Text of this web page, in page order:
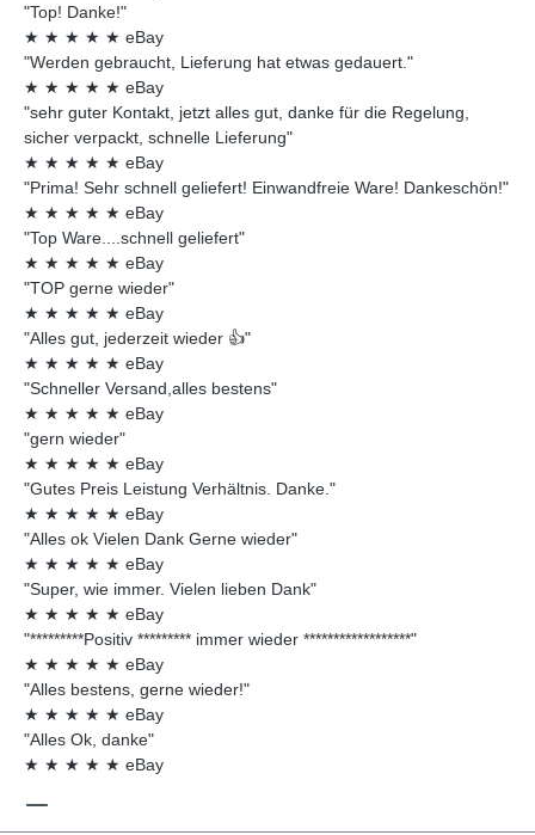
"Top! Danke!"
★ ★ ★ ★ ★ eBay
"Werden gebraucht, Lieferung hat etwas gedauert."
★ ★ ★ ★ ★ eBay
"sehr guter Kontakt, jetzt alles gut, danke für die Regelung,
sicher verpackt, schnelle Lieferung"
★ ★ ★ ★ ★ eBay
"Prima! Sehr schnell geliefert! Einwandfreie Ware! Dankeschön!"
★ ★ ★ ★ ★ eBay
"Top Ware....schnell geliefert"
★ ★ ★ ★ ★ eBay
"TOP gerne wieder"
★ ★ ★ ★ ★ eBay
"Alles gut, jederzeit wieder 👍"
★ ★ ★ ★ ★ eBay
"Schneller Versand,alles bestens"
★ ★ ★ ★ ★ eBay
"gern wieder"
★ ★ ★ ★ ★ eBay
"Gutes Preis Leistung Verhältnis. Danke."
★ ★ ★ ★ ★ eBay
"Alles ok Vielen Dank Gerne wieder"
★ ★ ★ ★ ★ eBay
"Super, wie immer. Vielen lieben Dank"
★ ★ ★ ★ ★ eBay
"*********Positiv ********* immer wieder ******************"
★ ★ ★ ★ ★ eBay
"Alles bestens, gerne wieder!"
★ ★ ★ ★ ★ eBay
"Alles Ok, danke"
★ ★ ★ ★ ★ eBay